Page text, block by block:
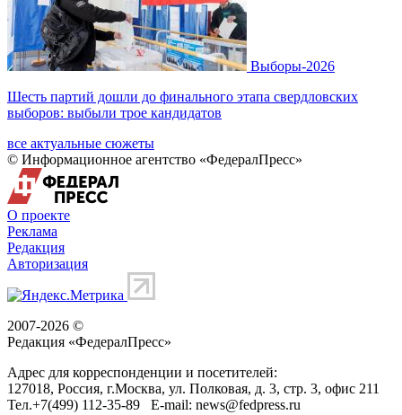
Выборы-2026
Шесть партий дошли до финального этапа свердловских
выборов: выбыли трое кандидатов
все актуальные сюжеты
© Информационное агентство «ФедералПресс»
О проекте
Реклама
Редакция
Авторизация
2007-2026 ©
Редакция «ФедералПресс»
Адрес для корреспонденции и посетителей:
127018, Россия, г.Москва, ул. Полковая, д. 3, стр. 3, офис 211
Тел.+7(499) 112-35-89 E-mail: news@fedpress.ru